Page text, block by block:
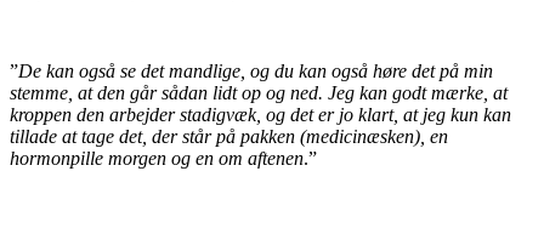
”De kan også se det mandlige, og du kan også høre det på min
stemme, at den går sådan lidt op og ned. Jeg kan godt mærke, at
kroppen den arbejder stadigvæk, og det er jo klart, at jeg kun kan
tillade at tage det, der står på pakken (medicinæsken), en
hormonpille morgen og en om aftenen.”